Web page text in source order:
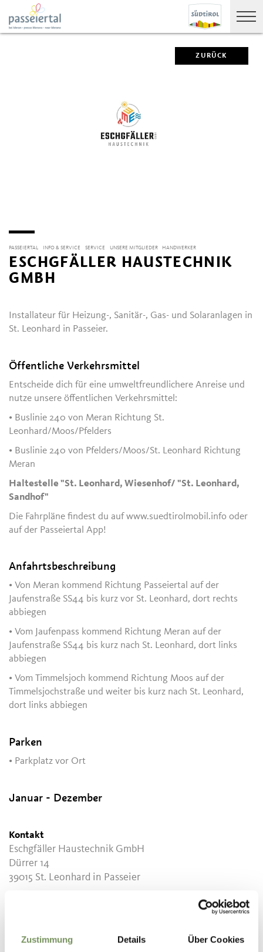
Zustimmung Details Über Cookies
ZURÜCK
PASSEIERTAL INFO & SERVICE SERVICE UNSERE MITGLIEDER HANDWERKER
ESCHGFÄLLER HAUSTECHNIK
GMBH
Installateur für Heizung-, Sanitär-, Gas- und Solaranlagen in
St. Leonhard in Passeier.
Öffentliche Verkehrsmittel
Entscheide dich für eine umweltfreundlichere Anreise und
nutze unsere öffentlichen Verkehrsmittel:
• Buslinie 240 von Meran Richtung St.
Leonhard/Moos/Pfelders
• Buslinie 240 von Pfelders/Moos/St. Leonhard Richtung
Meran
Haltestelle "St. Leonhard, Wiesenhof/ "St. Leonhard,
Sandhof"
Die Fahrpläne findest du auf www.suedtirolmobil.info oder
auf der Passeiertal App!
Anfahrtsbeschreibung
• Von Meran kommend Richtung Passeiertal auf der
Jaufenstraße SS44 bis kurz vor St. Leonhard, dort rechts
abbiegen
• Vom Jaufenpass kommend Richtung Meran auf der
Jaufenstraße SS44 bis kurz nach St. Leonhard, dort links
abbiegen
• Vom Timmelsjoch kommend Richtung Moos auf der
Timmelsjochstraße und weiter bis kurz nach St. Leonhard,
dort links abbiegen
Parken
• Parkplatz vor Ort
Januar - Dezember
Kontakt
Eschgfäller Haustechnik GmbH
Dürrer 14
39015 St. Leonhard in Passeier
Empfohlener Zeitraum